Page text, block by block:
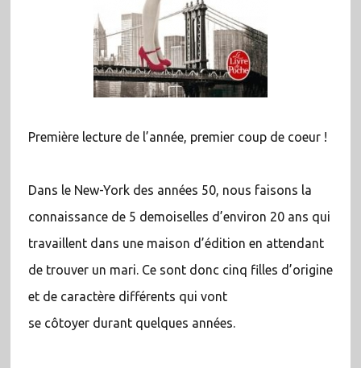
Première lecture de l’année, premier coup de coeur !
Dans le New-York des années 50, nous faisons la
connaissance de 5 demoiselles d’environ 20 ans qui
travaillent dans une maison d’édition en attendant
de trouver un mari. Ce sont donc cinq filles d’origine
et de caractère différents qui vont
se côtoyer durant quelques années.